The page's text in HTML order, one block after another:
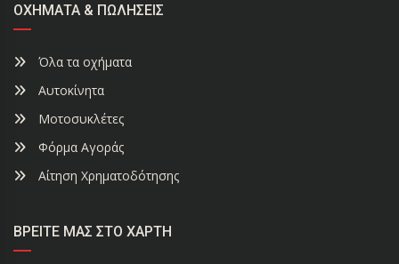
ΟΧΉΜΑΤΑ & ΠΩΛΉΣΕΙΣ
Όλα τα οχήματα
Αυτοκίνητα
Μοτοσυκλέτες
Φόρμα Αγοράς
Αίτηση Χρηματοδότησης
ΒΡΕΊΤΕ ΜΑΣ ΣΤΟ ΧΆΡΤΗ